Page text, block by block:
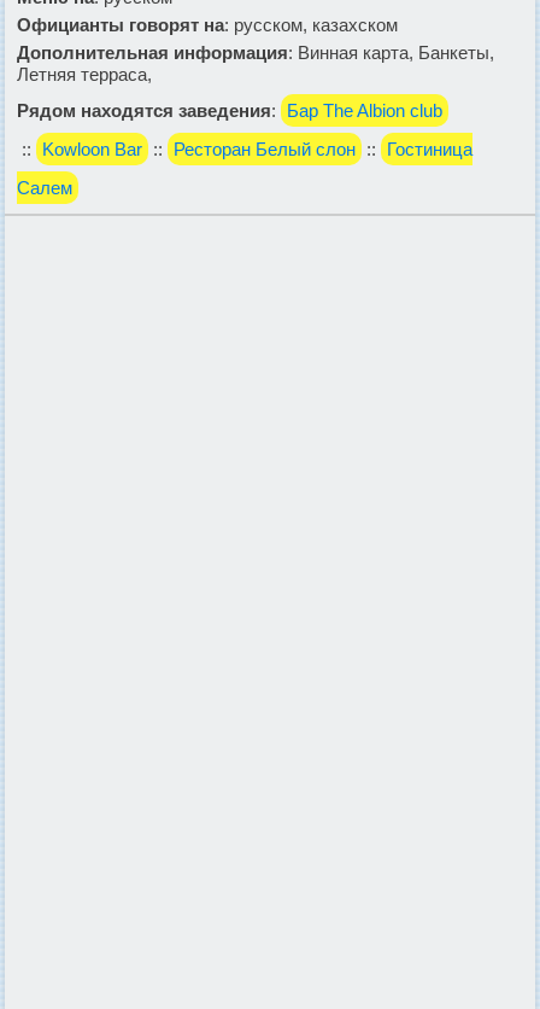
Официанты говорят на: русском, казахском
Дополнительная информация: Винная карта, Банкеты,
Летняя терраса,
Рядом находятся заведения:
Бар The Albion club
::
Kowloon Bar :: Ресторан Белый слон ::
Гостиница
Салем